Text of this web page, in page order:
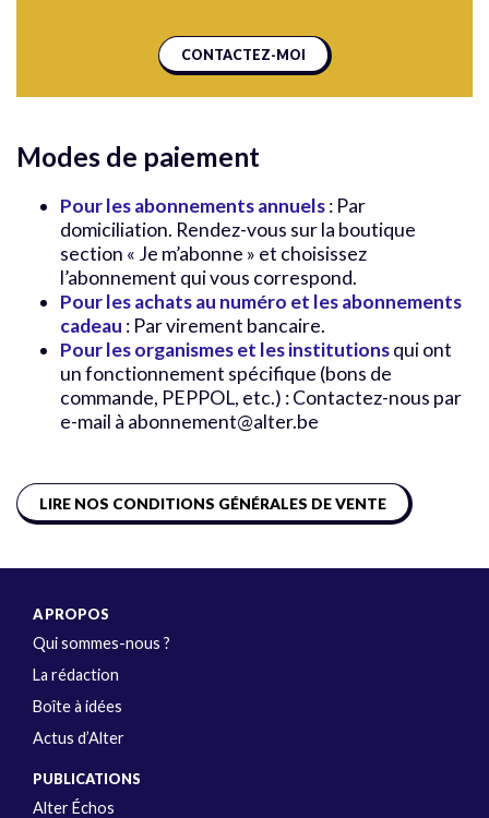
CONTACTEZ-MOI
Modes de paiement
Pour les abonnements annuels: Par
domiciliation. Rendez-vous sur la boutique
section « Je m’abonne » et choisissez
l’abonnement qui vous correspond.
Pour les achats au numéro et les abonnements
cadeau : Par virement bancaire.
Pour les organismes et les institutionsqui ont
un fonctionnement spécifique (bons de
commande, PEPPOL, etc.) : Contactez-nous par
e-mail à abonnement@alter.be
LIRE NOS CONDITIONS GÉNÉRALES DE VENTE
A PROPOS
Qui sommes-nous ?
La rédaction
Boîte à idées
Actus d’Alter
PUBLICATIONS
Alter Échos